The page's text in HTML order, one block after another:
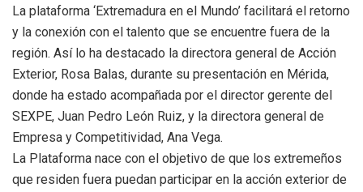
La plataforma ‘Extremadura en el Mundo’ facilitará el retorno
y la conexión con el talento que se encuentre fuera de la
región. Así lo ha destacado la directora general de Acción
Exterior, Rosa Balas, durante su presentación en Mérida,
donde ha estado acompañada por el director gerente del
SEXPE, Juan Pedro León Ruiz, y la directora general de
Empresa y Competitividad, Ana Vega.
La Plataforma nace con el objetivo de que los extremeños
que residen fuera puedan participar en la acción exterior de